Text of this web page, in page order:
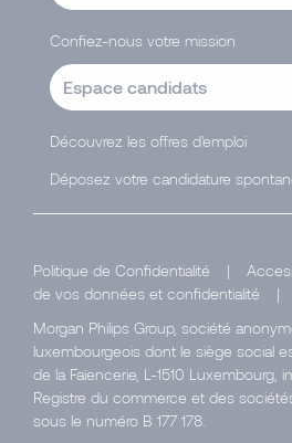
Confiez-nous votre mission
Espace candidats
Découvrez les offres d'emploi
Déposez votre candidature
Politique de Confidentialité |
de vos données et confidentialité
|
Morgan Philips Group, société
luxembourgeois dont le siège social
de la Faïencerie, L-1510 Luxembourg,
Registre du commerce et des
sous le numéro B 177 178.